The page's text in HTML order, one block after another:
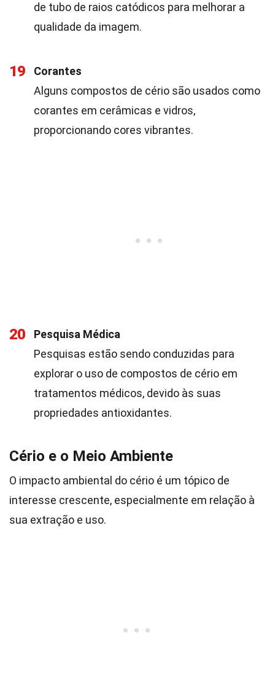
de tubo de raios catódicos para melhorar a
qualidade da imagem.
19
Corantes
Alguns compostos de cério são usados como
corantes em cerâmicas e vidros,
proporcionando cores vibrantes.
20
Pesquisa Médica
Pesquisas estão sendo conduzidas para
explorar o uso de compostos de cério em
tratamentos médicos, devido às suas
propriedades antioxidantes.
Cério e o Meio Ambiente
O impacto ambiental do cério é um tópico de
interesse crescente, especialmente em relação à
sua extração e uso.